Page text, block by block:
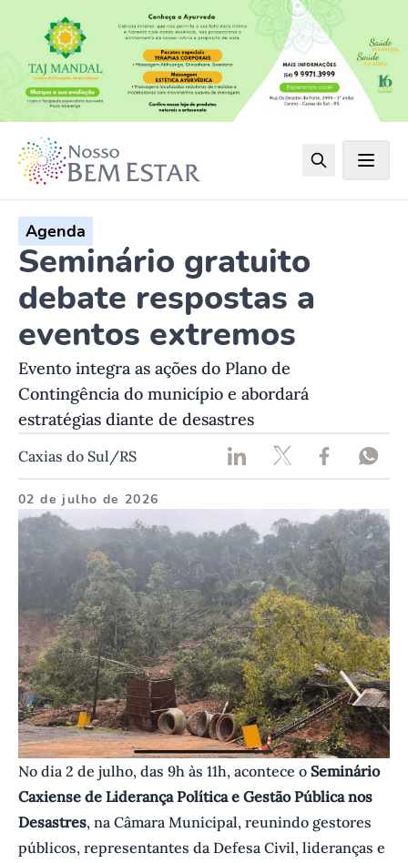
Agenda
Seminário gratuito
debate respostas a
eventos extremos
Evento integra as ações do Plano de
Contingência do município e abordará
estratégias diante de desastres
Caxias do Sul/RS
02 de julho de 2026
No dia 2 de julho, das 9h às 11h, acontece o Seminário
Caxiense de Liderança Política e Gestão Pública nos
Desastres, na Câmara Municipal, reunindo gestores
públicos, representantes da Defesa Civil, lideranças e